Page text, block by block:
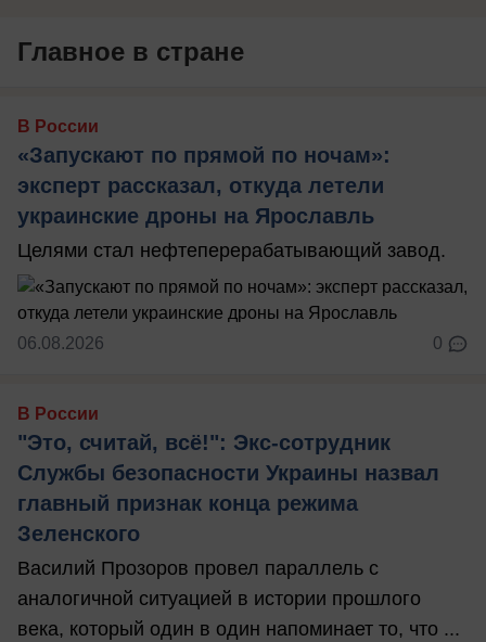
Главное в стране
В России
«Запускают по прямой по ночам»:
эксперт рассказал, откуда летели
украинские дроны на Ярославль
Целями стал нефтеперерабатывающий завод.
06.08.2026 0
В России
"Это, считай, всё!": Экс-сотрудник
Службы безопасности Украины назвал
главный признак конца режима
Зеленского
Василий Прозоров провел параллель с
аналогичной ситуацией в истории прошлого
века, который один в один напоминает то, что ...